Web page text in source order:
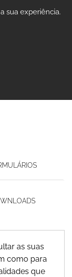
sua experiência.
as suas
como para
que